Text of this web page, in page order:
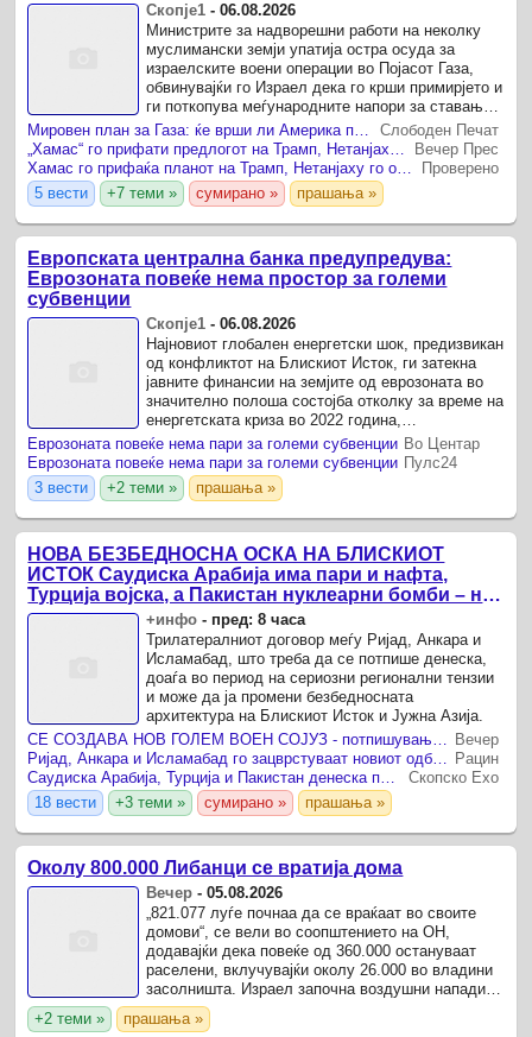
Скопје1 -06.08.2026
Министрите за надворешни работи на неколку
муслимански земји упатија остра осуда за
израелските воени операции во Појасот Газа,
обвинувајќи го Израел дека го крши примирјето и
ги поткопува меѓународните напори за ставање
крај на конфликтот.
Мировен план за Газа: ќе врши ли Америка притисок врз Израел?
Слободен Печат
„Хамас“ го прифати предлогот на Трамп, Нетанјаху го одби
Вечер Прес
Хамас го прифаќа планот на Трамп, Нетанјаху го отфрла
Проверено
5 вести
+7 теми » сумирано » прашања »
Европската централна банка предупредува:
Еврозоната повеќе нема простор за големи
субвенции
Скопје1 -06.08.2026
Најновиот глобален енергетски шок, предизвикан
од конфликтот на Блискиот Исток, ги затекна
јавните финансии на земјите од еврозоната во
значително полоша состојба отколку за време на
енергетската криза во 2022 година,
предупредуваат експертите на Европската
централна банка (ЕЦБ).
Еврозоната повеќе нема пари за големи субвенции Во Центар
Еврозоната повеќе нема пари за големи субвенции Пулс24
3 вести
+2 теми » прашања »
НОВА БЕЗБЕДНОСНА ОСКА НА БЛИСКИОТ
ИСТОК Саудиска Арабија има пари и нафта,
Турција војска, а Пакистан нуклеарни бомби – на
повидок моќен воен сојуз
+инфо - пред: 8 часа
Трилатералниот договор меѓу Ријад, Анкара и
Исламабад, што треба да се потпише денеска,
доаѓа во период на сериозни регионални тензии
и може да ја промени безбедносната
архитектура на Блискиот Исток и Јужна Азија.
Вечер
Рацин
Скопско Ехо
18 вести
+3 теми » сумирано » прашања »
Околу 800.000 Либанци се вратија дома
Вечер -05.08.2026
„821.077 луѓе почнаа да се враќаат во своите
домови“, се вели во соопштението на ОН,
додавајќи дека повеќе од 360.000 остануваат
раселени, вклучувајќи околу 26.000 во владини
засолништа. Израел започна воздушни напади и
копнена инвазија на Либан во кои загинаа повеќе
од 4.300 ...
+2 теми » прашања »